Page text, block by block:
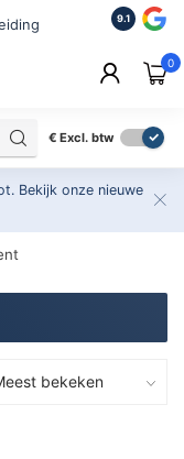
ISO
2.500+
9.1
0
€ Excl. btw
Bekijk onze nieuwe